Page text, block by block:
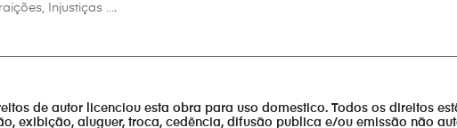
Injustiças ….
de autor licenciou esta obra para uso domestico. Todos os direitos
exibição, aluguer, troca, cedência, difusão publica e/ou emissão não